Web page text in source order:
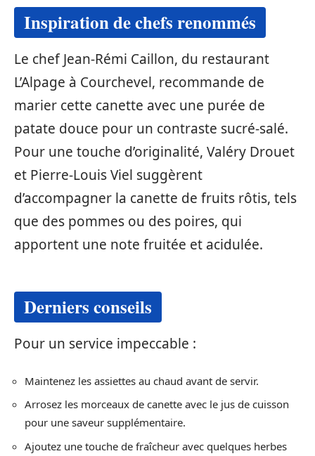
Inspiration de chefs renommés
Le chef Jean-Rémi Caillon, du restaurant
L’Alpage à Courchevel, recommande de
marier cette canette avec une purée de
patate douce pour un contraste sucré-salé.
Pour une touche d’originalité, Valéry Drouet
et Pierre-Louis Viel suggèrent
d’accompagner la canette de fruits rôtis, tels
que des pommes ou des poires, qui
apportent une note fruitée et acidulée.
Derniers conseils
Pour un service impeccable :
Maintenez les assiettes au chaud avant de servir.
Arrosez les morceaux de canette avec le jus de cuisson
pour une saveur supplémentaire.
Ajoutez une touche de fraîcheur avec quelques herbes